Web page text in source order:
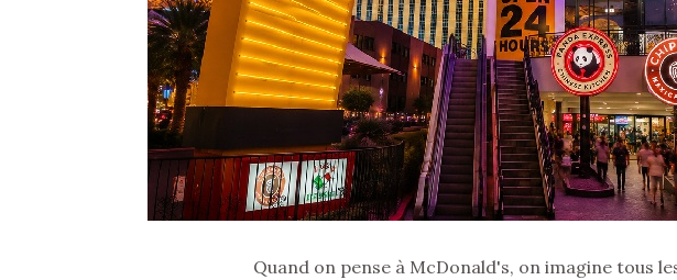
Quand on pense à McDonald's, on imagine tous